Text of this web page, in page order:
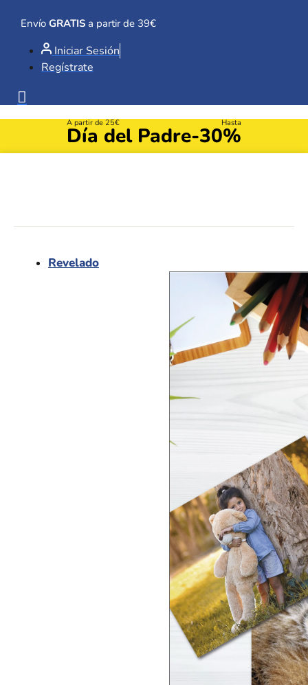
contenido
Envío GRATIS a partir de 39€
Iniciar Sesión
Regístrate
A partir de 25€
Día del Padre
Hasta
-30%
Revelado